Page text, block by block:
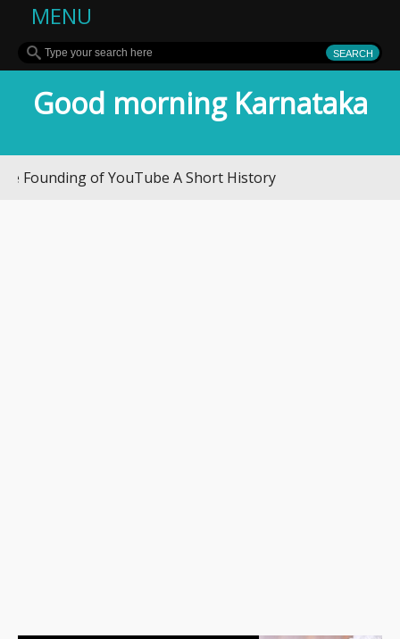
MENU
Good morning Karnataka
of YouTube A Short History